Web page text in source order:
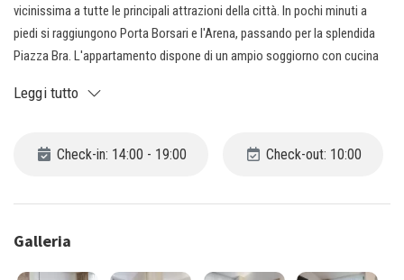
vicinissima a tutte le principali attrazioni della città. In pochi minuti a
piedi si raggiungono Porta Borsari e l'Arena, passando per la splendida
Piazza Bra. L'appartamento dispone di un ampio soggiorno con cucina
Perfetto per chi desidera immergersi nella magia di Verona, godendo di
Leggi tutto
Check-in: 14:00 - 19:00 Check-out: 10:00
Galleria